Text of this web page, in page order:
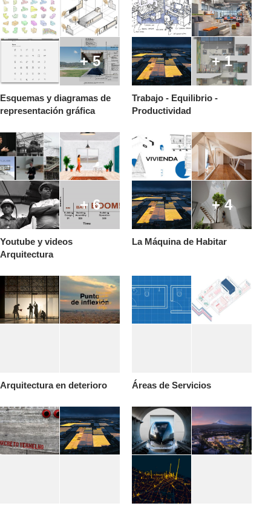
+ 5
Esquemas y diagramas de
representación gráfica
+ 1
Trabajo - Equilibrio -
Productividad
+ 6
Youtube y videos
Arquitectura
+ 4
La Máquina de Habitar
Arquitectura en deterioro Áreas de Servicios